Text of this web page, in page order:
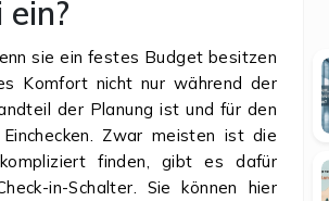
sie ein festes Budget besitzen
Komfort nicht nur während der
der Planung ist und für den
Zwar meisten ist die
finden, gibt es dafür
in-Schalter. Sie können hier